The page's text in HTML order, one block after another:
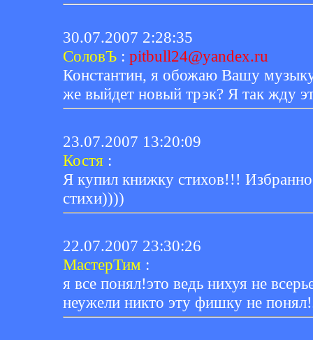
30.07.2007 2:28:35
СоловЪ : pitbull24@yandex.ru
Константин, я обожаю Вашу
же выйдет новый трэк? Я так жду
23.07.2007 13:20:09
Костя :
Я купил книжку стихов!!!
стихи))))
22.07.2007 23:30:26
МастерТим :
я все понял!это ведь нихуя не
неужели никто эту фишку не